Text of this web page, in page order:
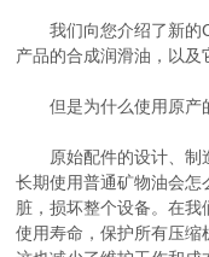
我们向您介绍了新的
产品的合成润滑油，以及
但是为什么使用原产
原始配件的设计、制造
长期使用普通矿物油会
脏，损坏整个设备。在
使用寿命，保护所有压缩